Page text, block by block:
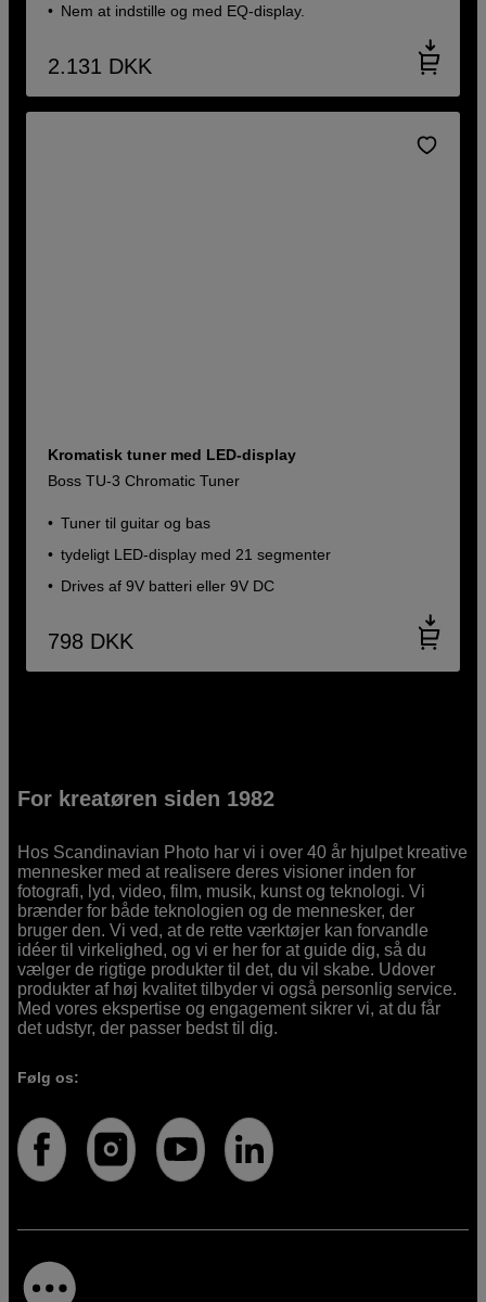
Nem at indstille og med EQ-display.
2.131 DKK
Kromatisk tuner med LED-display
Boss TU-3 Chromatic Tuner
Tuner til guitar og bas
tydeligt LED-display med 21 segmenter
Drives af 9V batteri eller 9V DC
798 DKK
For kreatøren siden 1982
Hos Scandinavian Photo har vi i over 40 år hjulpet kreative
mennesker med at realisere deres visioner inden for
fotografi, lyd, video, film, musik, kunst og teknologi. Vi
brænder for både teknologien og de mennesker, der
bruger den. Vi ved, at de rette værktøjer kan forvandle
idéer til virkelighed, og vi er her for at guide dig, så du
vælger de rigtige produkter til det, du vil skabe. Udover
produkter af høj kvalitet tilbyder vi også personlig service.
Med vores ekspertise og engagement sikrer vi, at du får
det udstyr, der passer bedst til dig.
Følg os: